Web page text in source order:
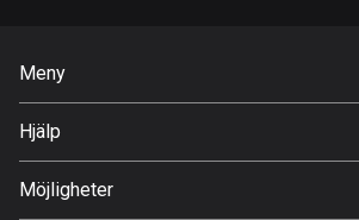
Belize
Bhutan
3 rutter
Meny
Hem
Premium
Om Oss
Hjälp
FAQ
Möjligheter